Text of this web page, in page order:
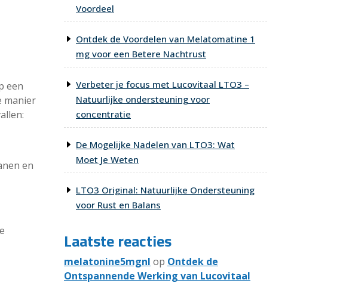
een
manier
en
Voordeel
Ontdek de Voordelen van Melatomatine 1
mg voor een Betere Nachtrust
Verbeter je focus met Lucovitaal LTO3 –
Natuurlijke ondersteuning voor
concentratie
De Mogelijke Nadelen van LTO3: Wat
Moet Je Weten
LTO3 Original: Natuurlijke Ondersteuning
voor Rust en Balans
Laatste reacties
melatonine5mgnl op Ontdek de
Ontspannende Werking van Lucovitaal